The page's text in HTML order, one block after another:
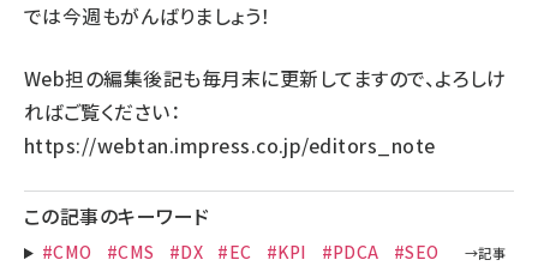
では今週もがんばりましょう！
Web担の編集後記も毎月末に更新してますので、よろしけ
ればご覧ください：
https://webtan.impress.co.jp/editors_note
この記事のキーワード
#CMO #CMS #DX #EC #KPI #PDCA #SEO